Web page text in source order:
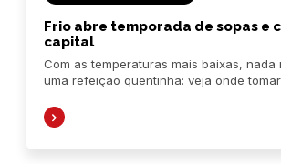
Frio abre temporada de sopas e
capital
Com as temperaturas mais baixas, nada
uma refeição quentinha: veja onde